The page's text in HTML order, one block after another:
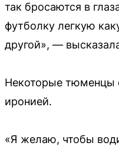
так бросаются в
футболку легкую
другой», —
Некоторые тюменцы
иронией.
«Я желаю, чтобы